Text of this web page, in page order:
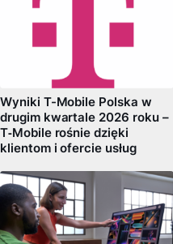
Wyniki T-Mobile Polska w
drugim kwartale 2026 roku –
T‑Mobile rośnie dzięki
klientom i ofercie usług